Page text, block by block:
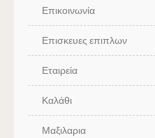
Επικοινωνία
Επισκευες επιπλων
Εταιρεία
Καλάθι
Μαξιλαρια